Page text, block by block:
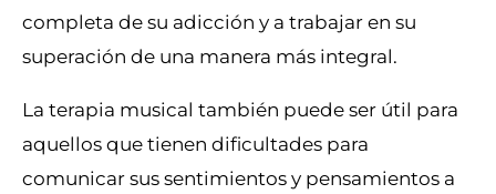
completa de su adicción y a trabajar en su
superación de una manera más integral.
La terapia musical también puede ser útil para
aquellos que tienen dificultades para
comunicar sus sentimientos y pensamientos a